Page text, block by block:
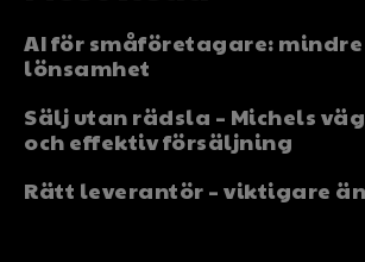
AI för småföretagare: mindre
lönsamhet
Sälj utan rädsla – Michels
och effektiv försäljning
Rätt leverantör – viktigare